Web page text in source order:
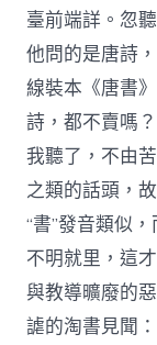
臺前端詳。忽
他問的是唐詩
線裝本《唐書
詩，都不賣嗎
我聽了，不由
之類的話頭，
“書”發音類似
不明就里，這
與教導曠廢的
謔的淘書見聞：